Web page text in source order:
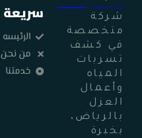
شركة
متخصصة
في كشف
تسربات
المياه
وأعمال
العزل
بالرياض،
بخبرة
سريعة
الرئيسه
من نحن
خدمتنا